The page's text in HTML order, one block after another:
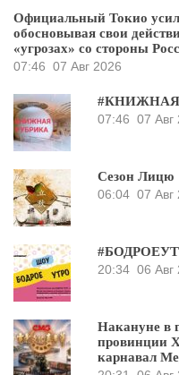
Официальный Токио
обосновывая свои
«угрозах» со стороны
07:46 07 Авг 2026
07:46 07 Авг
Сезон Лицю
06:04 07 Авг
20:34 06 Авг
Накануне в
провинции
карнавал